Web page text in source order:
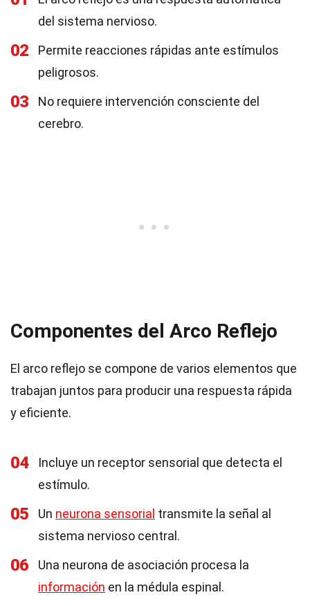
del sistema nervioso.
02
Permite reacciones rápidas ante estímulos
peligrosos.
03
No requiere intervención consciente del
cerebro.
Componentes del Arco Reflejo
El arco reflejo se compone de varios elementos que
trabajan juntos para producir una respuesta rápida
y eficiente.
04
Incluye un receptor sensorial que detecta el
estímulo.
05 Un neurona sensorial transmite la señal al
sistema nervioso central.
06
Una neurona de asociación procesa la
información en la médula espinal.